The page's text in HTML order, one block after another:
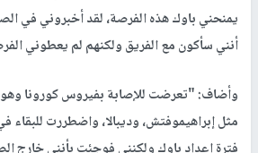
يمنحني باوك هذه الفرصة، لقد أخبروني في
أنني سأكون مع الفريق ولكنهم لم يعطوني
وأضاف: "تعرضت للإصابة بفيروس كورونا
مثل إبراهيموفتش، وديبالا، واضطررت للبقاء